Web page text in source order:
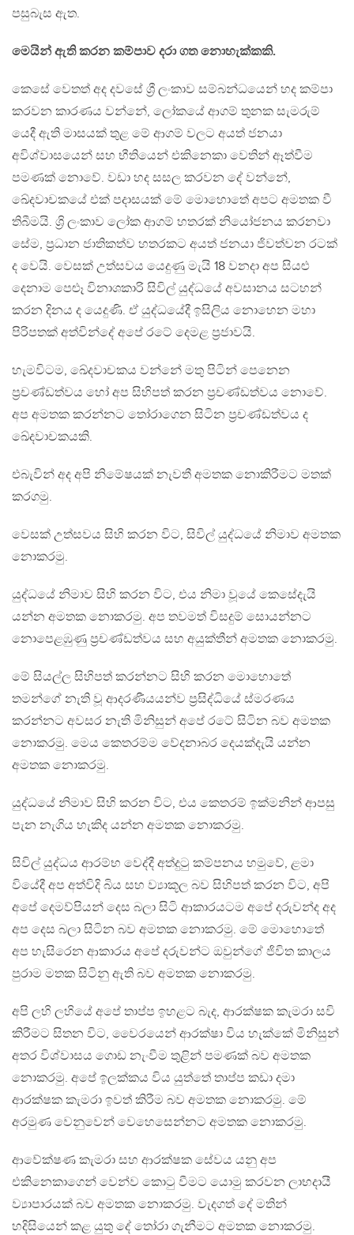
පසුබැස ඇත.
මෙයින් ඇති කරන කම්පාව දරා ගත නොහැක්කකි.
කෙසේ වෙතත් අද දවසේ ශ්‍රී ලංකාව සම්බන්ධයෙන් හද කම්පා
කරවන කාරණය වන්නේ, ලෝකයේ ආගම් තුනක සැමරුම්
යෙදී ඇති මාසයක් තුළ මේ ආගම් වලට අයත් ජනයා
අවිශ්වාසයෙන් සහ භීතියෙන් එකිනෙකා වෙතින් ඈත්වීම
පමණක් නොවේ. වඩා හද සසල කරවන දේ වන්නේ,
ඛේදවාචකයේ එක් පදාසයක් මේ මොහොතේ අපට අමතක වී
තිබීමයි. ශ්‍රි ලංකාව ලෝක ආගම් හතරක් නියෝජනය කරනවා
සේම, ප්‍රධාන ජාතිකත්ව හතරකට අයත් ජනයා ජිවත්වන රටක්
ද වෙයි. වෙසක් උත්සවය යෙදුණු මැයි 18 වනදා අප සියළු
දෙනාම පෙළූ විනාශකාරි සිවිල් යුද්ධයේ අවසානය සටහන්
කරන දිනය ද යෙදුණි. ඒ යුද්ධයේදී ඉසිලිය නොහෙන මහා
පිරිපතක් අත්වින්දේ අපේ රටේ දෙමළ ප්‍රජාවයි.
හැමවිටම, ඛේදවාචකය වන්නේ මතු පිටින් පෙනෙන
ප්‍රචණ්ඩත්වය හෝ අප සිහිපත් කරන ප්‍රචණ්ඩත්වය නොවේ.
අප අමතක කරන්නට තෝරාගෙන සිටින ප්‍රචණ්ඩත්වය ද
ඛේදවාචකයකි.
එබැවින් අද අපි නිමේෂයක් නැවතී අමතක නොකිරීමට මතක්
කරගමු.
වෙසක් උත්සවය සිහි කරන විට, සිවිල් යුද්ධයේ නිමාව අමතක
නොකරමු.
යුද්ධයේ නිමාව සිහි කරන විට, එය නිමා වූයේ කෙසේදැයි
යන්න අමතක නොකරමු. අප තවමත් විසදුම් සොයන්නට
නොපෙළඹුණු ප්‍රචණ්ඩත්වය සහ අයුක්තීන් අමතක නොකරමු.
මේ සියල්ල සිහිපත් කරන්නට සිහි කරන මොහොතේ
තමන්ගේ නැති වූ ආදරණීයයන්ව ප්‍රසිද්ධියේ ස්මරණය
කරන්නට අවසර නැති මිනිසුන් අපේ රටේ සිටින බව අමතක
නොකරමු. මෙය කෙතරම්ම වේදනාබර දෙයක්දැයි යන්න
අමතක නොකරමු.
යුද්ධයේ නිමාව සිහි කරන විට, එය කෙතරම් ඉක්මනින් ආපසු
පැන නැගිය හැකිද යන්න අමතක නොකරමු.
සිවිල් යුද්ධය ආරම්භ වෙද්දී අත්දුටු කම්පනය හමුවේ, ළමා
වියේදී අප අත්විදි බිය සහ ව්‍යාකූල බව සිහිපත් කරන විට, අපි
අපේ දෙමව්පියන් දෙස බලා සිටි ආකාරයටම අපේ දරුවන්ද අද
අප දෙස බලා සිටින බව අමතක නොකරමු. මේ මොහොතේ
අප හැසිරෙන ආකාරය අපේ දරුවන්ට ඔවුන්ගේ ජිවිත කාලය
පුරාම මතක සිටිනු ඇති බව අමතක නොකරමු.
අපි ලහි ලහියේ අපේ තාප්ප ඉහළට බැද, ආරක්ෂක කැමරා සවි
කිරීමට සිතන විට, වෛරයෙන් ආරක්ෂා විය හැක්කේ මිනිසුන්
අතර විශ්වාසය ගොඩ නැංවීම තුළින් පමණක් බව අමතක
නොකරමු. අපේ ඉලක්කය විය යුත්තේ තාප්ප කඩා දමා
ආරක්ෂක කැමරා ඉවත් කිරීම බව අමතක නොකරමු. මේ
අරමුණ වෙනුවෙන් වෙහෙසෙන්නට අමතක නොකරමු.
ආවේක්ෂණ කැමරා සහ ආරක්ෂක සේවය යනු අප
එකිනෙකාගෙන් වෙන්ව කොටු වීමට යොමු කරවන ලාභදායී
ව්‍යාපාරයක් බව අමතක නොකරමු. වැදගත් දේ මතින්
හදිසියෙන් කළ යුතු දේ තෝරා ගැනීමට අමතක නොකරමු.